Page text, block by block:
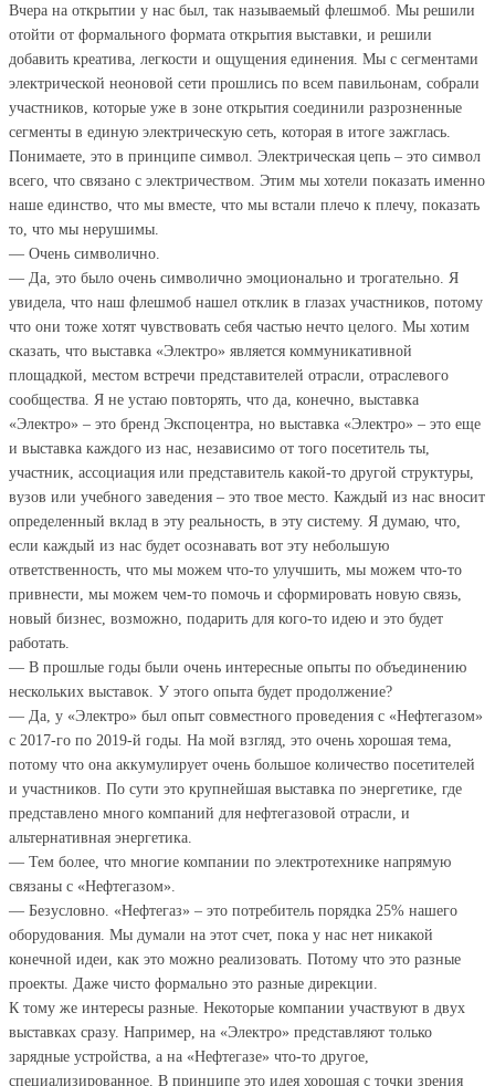
Вчера на открытии у нас был, так называемый флешмоб. Мы решили
отойти от формального формата открытия выставки, и решили
добавить креатива, легкости и ощущения единения. Мы с сегментами
электрической неоновой сети прошлись по всем павильонам, собрали
участников, которые уже в зоне открытия соединили разрозненные
сегменты в единую электрическую сеть, которая в итоге зажглась.
Понимаете, это в принципе символ. Электрическая цепь – это символ
всего, что связано с электричеством. Этим мы хотели показать именно
наше единство, что мы вместе, что мы встали плечо к плечу, показать
то, что мы нерушимы.
— Очень символично.
— Да, это было очень символично эмоционально и трогательно. Я
увидела, что наш флешмоб нашел отклик в глазах участников, потому
что они тоже хотят чувствовать себя частью нечто целого. Мы хотим
сказать, что выставка «Электро» является коммуникативной
площадкой, местом встречи представителей отрасли, отраслевого
сообщества. Я не устаю повторять, что да, конечно, выставка
«Электро» – это бренд Экспоцентра, но выставка «Электро» – это еще
и выставка каждого из нас, независимо от того посетитель ты,
участник, ассоциация или представитель какой-то другой структуры,
вузов или учебного заведения – это твое место. Каждый из нас вносит
определенный вклад в эту реальность, в эту систему. Я думаю, что,
если каждый из нас будет осознавать вот эту небольшую
ответственность, что мы можем что-то улучшить, мы можем что-то
привнести, мы можем чем-то помочь и сформировать новую связь,
новый бизнес, возможно, подарить для кого-то идею и это будет
работать.
— В прошлые годы были очень интересные опыты по объединению
нескольких выставок. У этого опыта будет продолжение?
— Да, у «Электро» был опыт совместного проведения с «Нефтегазом»
с 2017-го по 2019-й годы. На мой взгляд, это очень хорошая тема,
потому что она аккумулирует очень большое количество посетителей
и участников. По сути это крупнейшая выставка по энергетике, где
представлено много компаний для нефтегазовой отрасли, и
альтернативная энергетика.
— Тем более, что многие компании по электротехнике напрямую
связаны с «Нефтегазом».
— Безусловно. «Нефтегаз» – это потребитель порядка 25% нашего
оборудования. Мы думали на этот счет, пока у нас нет никакой
конечной идеи, как это можно реализовать. Потому что это разные
проекты. Даже чисто формально это разные дирекции.
К тому же интересы разные. Некоторые компании участвуют в двух
выставках сразу. Например, на «Электро» представляют только
зарядные устройства, а на «Нефтегазе» что-то другое,
специализированное. В принципе это идея хорошая с точки зрения